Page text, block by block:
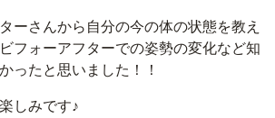
ーさんから自分の今の体の状態を教え
フォーアフターでの姿勢の変化など知
ったと思いました！！
しみです♪